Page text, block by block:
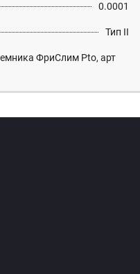
0.0001
Тип II
ФриСлим Pto, арт